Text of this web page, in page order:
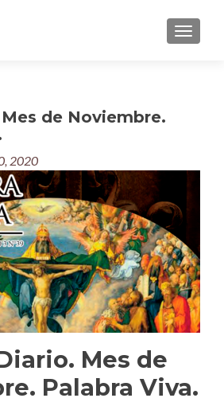
MENU
de Noviembre.
2020
Mes de
Palabra Viva.